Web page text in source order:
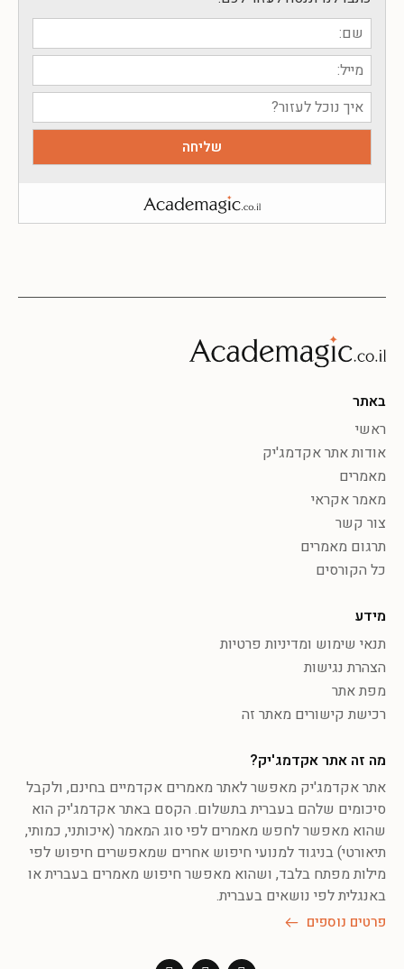
באתר
ראשי
אודות אתר אקדמג'יק
מאמרים
מאמר אקראי
צור קשר
תרגום מאמרים
כל הקורסים
מידע
תנאי שימוש ומדיניות פרטיות
הצהרת נגישות
מפת אתר
רכישת קישורים מאתר זה
מה זה אתר אקדמג'יק?
אתר אקדמג'יק מאפשר לאתר מאמרים אקדמיים בחינם, ולקבל
סיכומים שלהם בעברית בתשלום. הקסם באתר אקדמג'יק הוא
שהוא מאפשר לחפש מאמרים לפי סוג המאמר (איכותני, כמותי,
תיאורטי) בניגוד למנועי חיפוש אחרים שמאפשרים חיפוש לפי
מילות מפתח בלבד, ושהוא מאפשר חיפוש מאמרים בעברית או
באנגלית לפי נושאים בעברית.
פרטים נוספים